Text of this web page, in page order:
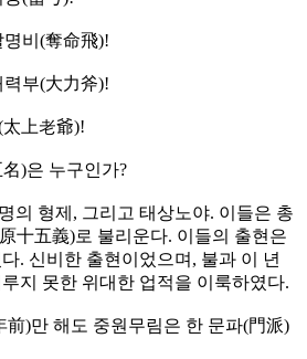
비(奪命飛)!
부(大力斧)!
上老爺)!
)은 누구인가?
의 형제, 그리고 태상노야. 이들은 총
十五義)로 불리운다. 이들의 출현은
. 신비한 출현이었으며, 불과 이 년
지 못한 위대한 업적을 이룩하였다.
前)만 해도 중원무림은 한 문파(門派)